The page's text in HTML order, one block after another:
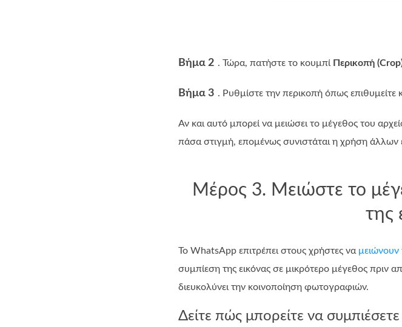
Βήμα 2 . Τώρα, πατήστε το κουμπί Περικοπή
Βήμα 3 . Ρυθμίστε την περικοπή όπως επιθυμείτε
Αν και αυτό μπορεί να μειώσει το μέγεθος του
πάσα στιγμή, επομένως συνιστάται η χρήση
Μέρος 3. Μειώστε το
της
Το WhatsApp επιτρέπει στους χρήστες να
συμπίεση της εικόνας σε μικρότερο μέγεθος
διευκολύνει την κοινοποίηση φωτογραφιών.
Δείτε πώς μπορείτε να